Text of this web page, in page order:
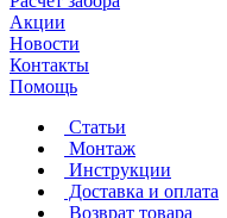
Акции
Новости
Контакты
Помощь
Статьи
Монтаж
Инструкции
Доставка и оплата
Возврат товара